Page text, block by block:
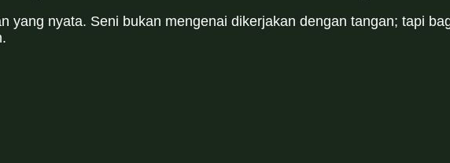
yang nyata. Seni bukan mengenai dikerjakan dengan tangan; tapi